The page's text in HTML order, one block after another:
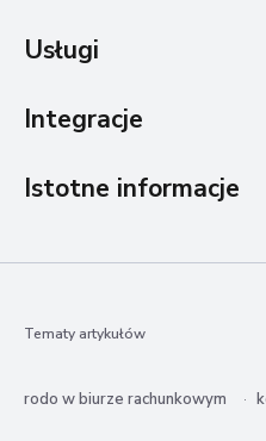
Usługi
Integracje
Istotne informacje
Tematy artykułów
rodo w biurze rachunkowym